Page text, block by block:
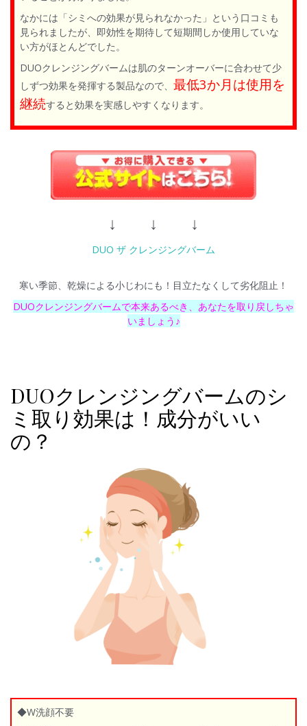
なかには「シミへの効果が見られなかった」という口コミも
見られましたが、即効性を期待して短期間しか使用していな
い方がほとんどでした。
DUOクレンジングバームは肌のターンオーバーに合わせて少
しずつ効果を発揮する製品なので、 最低3か月は使用を
継続すると効果を実感しやすくなります。
↓ ↓ ↓
DUO ザ クレンジングバーム
寒い季節、乾燥による小じわにも！目立たなくして劣化阻止！
DUOクレンジングバームで本来あるべき、あなたを取り戻しちゃ
いましょう♪
DUOクレンジングバームのシ
ミ取り効果は！成分がいい
の？
◆W洗顔不要